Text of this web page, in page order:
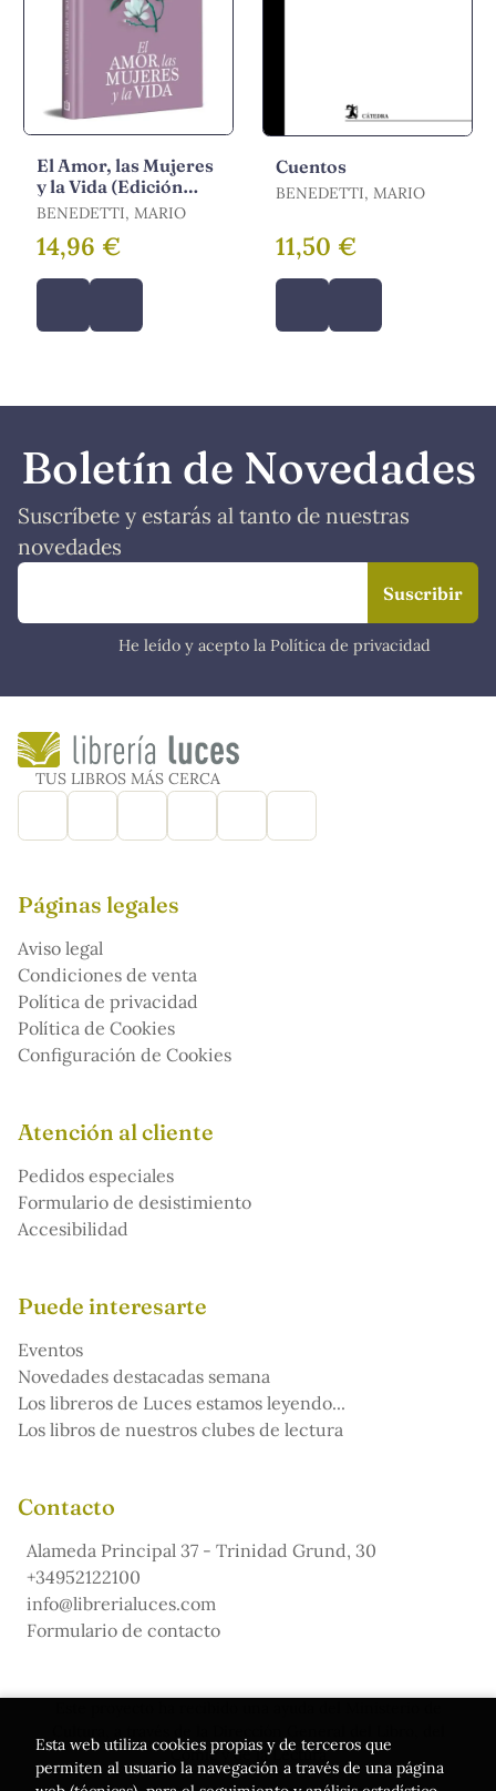
El Amor, las Mujeres
y la Vida (Edición
Especial en Tapa
BENEDETTI, MARIO
14,96 €
Cuentos
BENEDETTI, MARIO
11,50 €
Boletín de Novedades
Suscríbete y estarás al tanto de nuestras
novedades
He leído y acepto la Política de privacidad
TUS LIBROS MÁS CERCA
Páginas legales
Aviso legal
Condiciones de venta
Política de privacidad
Política de Cookies
Configuración de Cookies
Atención al cliente
Pedidos especiales
Formulario de desistimiento
Accesibilidad
Puede interesarte
Eventos
Novedades destacadas semana
Los libreros de Luces estamos leyendo...
Los libros de nuestros clubes de lectura
Contacto
Alameda Principal 37 - Trinidad Grund, 30
+34952122100
info@librerialuces.com
Formulario de contacto
Cómic y de la Lectura
Esta web utiliza cookies propias y de terceros que
permiten al usuario la navegación a través de una página